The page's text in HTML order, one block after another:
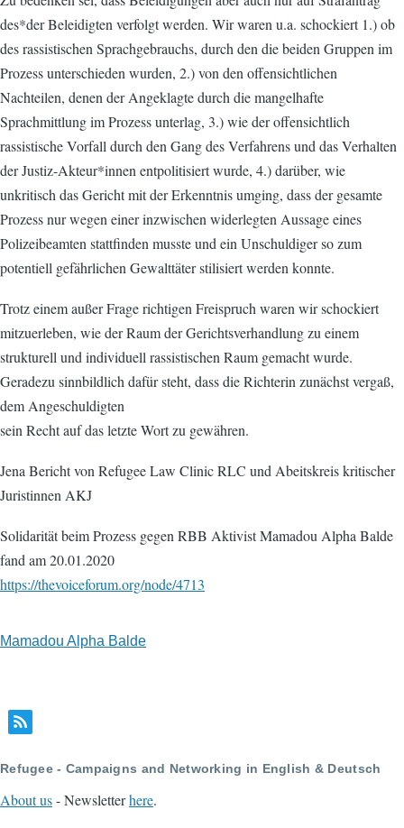
des*der Beleidigten verfolgt werden. Wir waren u.a. schockiert 1.) ob
des rassistischen Sprachgebrauchs, durch den die beiden Gruppen im
Prozess unterschieden wurden, 2.) von den offensichtlichen
Nachteilen, denen der Angeklagte durch die mangelhafte
Sprachmittlung im Prozess unterlag, 3.) wie der offensichtlich
rassistische Vorfall durch den Gang des Verfahrens und das Verhalten
der Justiz-Akteur*innen entpolitisiert wurde, 4.) darüber, wie
unkritisch das Gericht mit der Erkenntnis umging, dass der gesamte
Prozess nur wegen einer inzwischen widerlegten Aussage eines
Polizeibeamten stattfinden musste und ein Unschuldiger so zum
potentiell gefährlichen Gewalttäter stilisiert werden konnte.
Trotz einem außer Frage richtigen Freispruch waren wir schockiert
mitzuerleben, wie der Raum der Gerichtsverhandlung zu einem
strukturell und individuell rassistischen Raum gemacht wurde.
Geradezu sinnbildlich dafür steht, dass die Richterin zunächst vergaß,
dem Angeschuldigten
sein Recht auf das letzte Wort zu gewähren.
Jena Bericht von Refugee Law Clinic RLC und Abeitskreis kritischer
Juristinnen AKJ
Solidarität beim Prozess gegen RBB Aktivist Mamadou Alpha Balde
fand am 20.01.2020
https://thevoiceforum.org/node/4713
Mamadou Alpha Balde
Refugee - Campaigns and Networking in English & Deutsch
About us- Newsletterhere.